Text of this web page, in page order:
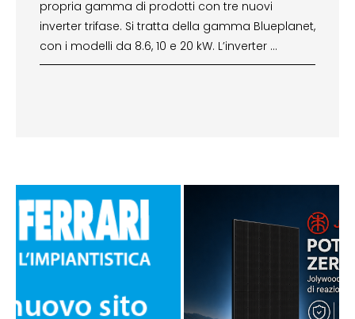
propria gamma di prodotti con tre nuovi
inverter trifase. Si tratta della gamma Blueplanet,
con i modelli da 8.6, 10 e 20 kW. L’inverter …